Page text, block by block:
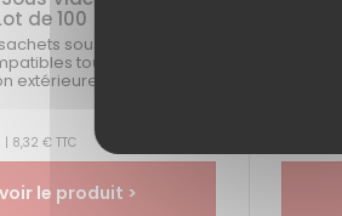
de 100 | Milord
sous vide gaufrés
toutes machines
extérieure.Livraison
| 8,32 € TTC
voir le produit >
or |